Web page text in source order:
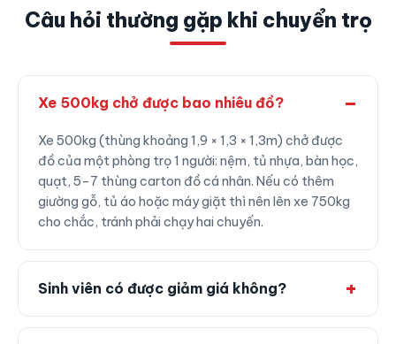
Câu hỏi thường gặp khi chuyển trọ
Xe 500kg chở được bao nhiêu đồ?
Xe 500kg (thùng khoảng 1,9 × 1,3 × 1,3m) chở được
đồ của một phòng trọ 1 người: nệm, tủ nhựa, bàn học,
quạt, 5–7 thùng carton đồ cá nhân. Nếu có thêm
giường gỗ, tủ áo hoặc máy giặt thì nên lên xe 750kg
cho chắc, tránh phải chạy hai chuyến.
Sinh viên có được giảm giá không?